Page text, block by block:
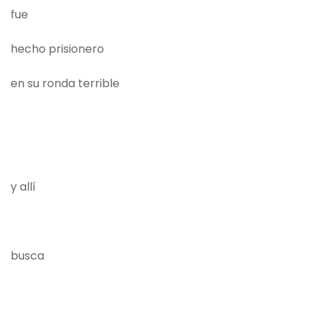
fue
hecho prisionero
en su ronda terrible
y allí
busca